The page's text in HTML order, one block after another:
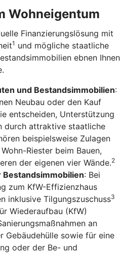
Wohneigentum
Finanzierungslösung mit
1 und mögliche staatliche
ebnen Ihnen
und Bestandsimmobilien:
Neubau oder den Kauf
entscheiden, Unterstützung
durch attraktive staatliche
beispielsweise Zulagen
Riester beim Bauen,
der eigenen vier Wände.2
: Bei
zum KfW-Effizienzhaus
inklusive Tilgungszuschuss3
Wiederaufbau (KfW)
an
Gebäudehülle sowie für eine
oder der Be- und